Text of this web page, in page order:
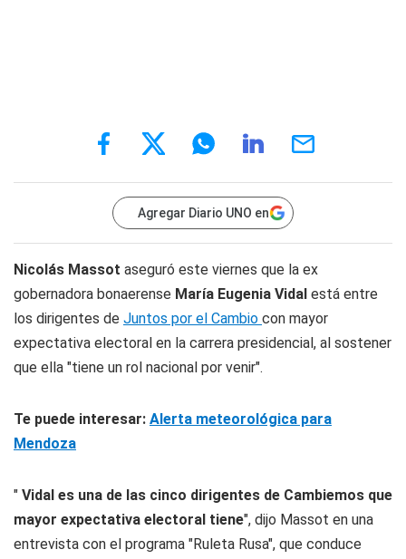
Agregar Diario UNO en
Nicolás Massot aseguró este viernes que la ex
gobernadora bonaerense María Eugenia Vidal está entre
los dirigentes de Juntos por el Cambio con mayor
expectativa electoral en la carrera presidencial, al sostener
que ella "tiene un rol nacional por venir".
Te puede interesar: Alerta meteorológica para
Mendoza
" Vidal es una de las cinco dirigentes de Cambiemos que
mayor expectativa electoral tiene", dijo Massot en una
entrevista con el programa "Ruleta Rusa", que conduce